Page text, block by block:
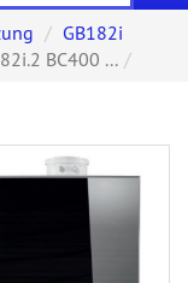
GB182i
BC400 ...